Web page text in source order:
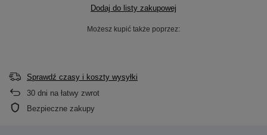
Dodaj do listy zakupowej
Możesz kupić także poprzez:
Sprawdź czasy i koszty wysyłki
30 dni na łatwy zwrot
Bezpieczne zakupy